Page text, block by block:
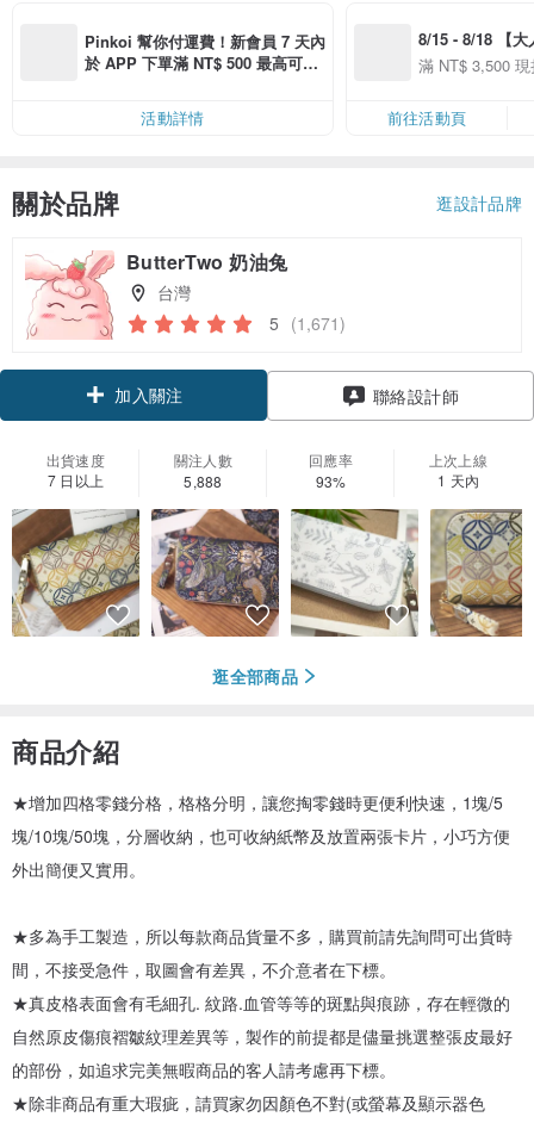
Pinkoi 幫你付運費！新會員 7 天內
於 APP 下單滿 NT$ 500 最高可折
活動詳情
8/15 - 8/18 【大
季】滿
50
滿 NT$ 3,500
前往活動頁
關於品牌 逛設計品牌
ButterTwo 奶油兔
台灣
5 (1,671)
加入關注 聯絡設計師
出貨速度
7 日以上
關注人數
5,888
回應率
93%
上次上線
1 天內
逛全部商品
商品介紹
★增加四格零錢分格，格格分明，讓您掏零錢時更便利快速，1塊/5
塊/10塊/50塊，分層收納，也可收納紙幣及放置兩張卡片，小巧方便
外出簡便又實用。
★多為手工製造，所以每款商品貨量不多，購買前請先詢問可出貨時
間，不接受急件，取圖會有差異，不介意者在下標。
★真皮格表面會有毛細孔. 紋路.血管等等的斑點與痕跡，存在輕微的
自然原皮傷痕褶皺紋理差異等，製作的前提都是儘量挑選整張皮最好
的部份，如追求完美無暇商品的客人請考慮再下標。
★除非商品有重大瑕疵，請買家勿因顏色不對(或螢幕及顯示器色